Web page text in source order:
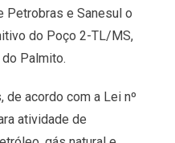
Petrobras e Sanesul o
do Poço 2-TL/MS,
Palmito.
de acordo com a Lei nº
atividade de